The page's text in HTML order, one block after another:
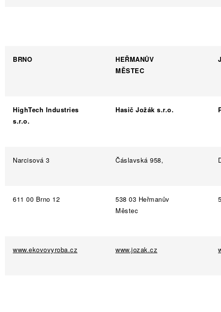
BRNO
HEŘMANŮV
MĚSTEC
HighTech Industries
s.r.o.
Hasič Jožák s.r.o.
Narcisová 3 Čáslavská 958,
611 00 Brno 12
538 03 Heřmanův
Městec
www.ekovovyroba.cz www.jozak.cz